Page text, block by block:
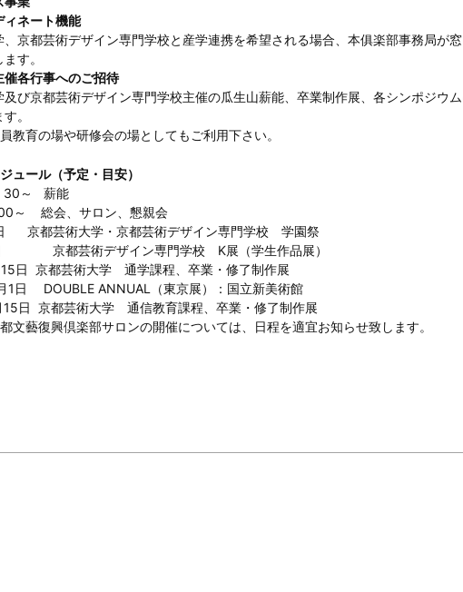
ィネート機能
、京都芸術デザイン専門学校と産学連携を希望される場合、本俱楽部事務局が
す。
催各行事へのご招待
及び京都芸術デザイン専門学校主催の瓜生山薪能、卒業制作展、各シンポジウ
。
教育の場や研修会の場としてもご利用下さい。
ュール（予定・目安）
30～ 薪能
～ 総会、サロン、懇親会
京都芸術大学・京都芸術デザイン専門学校 学園祭
京都芸術デザイン専門学校 K展（学生作品展）
日 京都芸術大学 通学課程、卒業・修了制作展
1日 DOUBLE ANNUAL（東京展）：国立新美術館
15日 京都芸術大学 通信教育課程、卒業・修了制作展
文藝復興倶楽部サロンの開催については、日程を適宜お知らせ致します。